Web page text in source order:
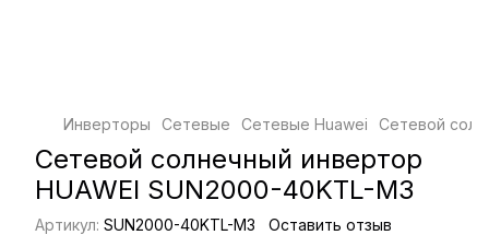
Инверторы Сетевые Сетевые Huawei Сетевой
Сетевой солнечный инвертор
HUAWEI SUN2000-40KTL-M3
Артикул: SUN2000-40KTL-M3 Оставить отзыв